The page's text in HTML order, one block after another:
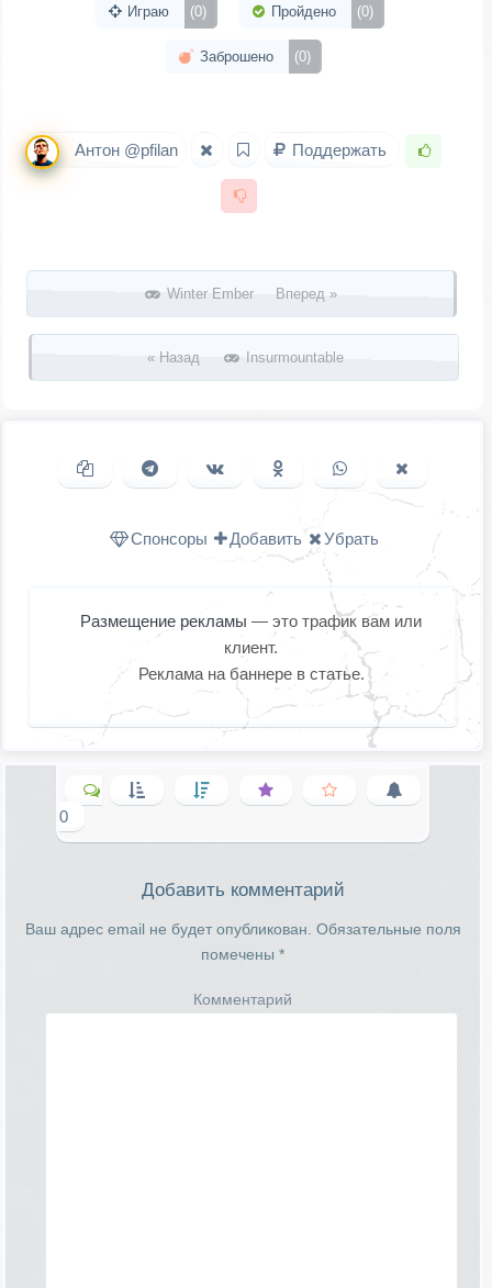
Играю (0) Пройдено (0)
Заброшено (0)
Антон @pfilan Поддержать
Запись навигация
Winter Ember Вперед »
« Назад Insurmountable
Копировать ссылкуПоделиться в Telegram
Поделиться ВКонтакте
Поделиться в
Одноклассниках
Поделиться в
WhatsAppв X
Спонсоры Добавить Убрать
Размещение рекламы — это трафик вам или
клиент.
Реклама на баннере в статье.
0
Добавить комментарий
Ваш адрес email не будет опубликован. Обязательные поля
помечены *
Комментарий